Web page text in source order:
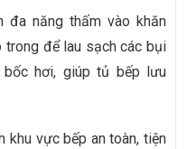
đa năng thấm vào khăn
trong để lau sạch các bụi
bốc hơi, giúp tủ bếp lưu
khu vực bếp an toàn, tiện